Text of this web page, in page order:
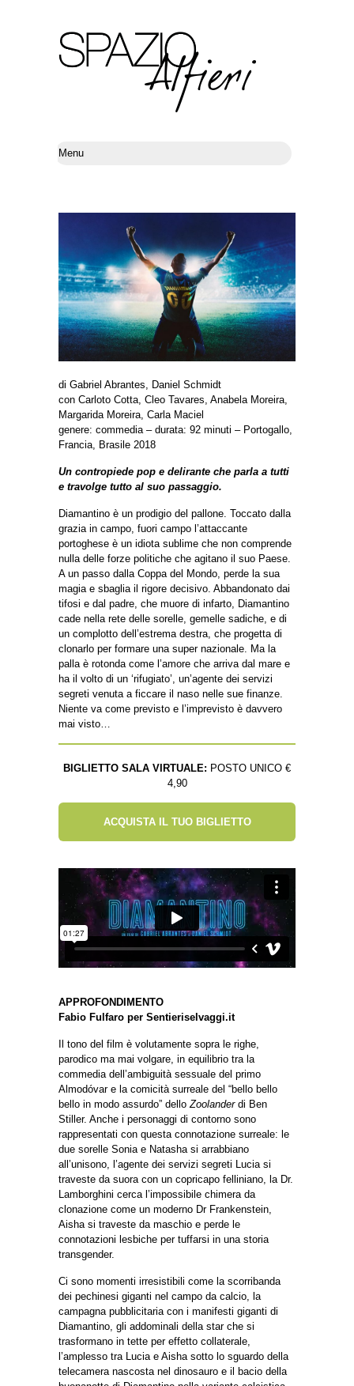
di Gabriel Abrantes, Daniel Schmidt
con Carloto Cotta, Cleo Tavares, Anabela Moreira,
Margarida Moreira, Carla Maciel
genere: commedia – durata: 92 minuti – Portogallo,
Francia, Brasile 2018
Un contropiede pop e delirante che parla a tutti
e travolge tutto al suo passaggio.
Diamantino è un prodigio del pallone. Toccato dalla
grazia in campo, fuori campo l’attaccante
portoghese è un idiota sublime che non comprende
nulla delle forze politiche che agitano il suo Paese.
A un passo dalla Coppa del Mondo, perde la sua
magia e sbaglia il rigore decisivo. Abbandonato dai
tifosi e dal padre, che muore di infarto, Diamantino
cade nella rete delle sorelle, gemelle sadiche, e di
un complotto dell’estrema destra, che progetta di
clonarlo per formare una super nazionale. Ma la
palla è rotonda come l’amore che arriva dal mare e
ha il volto di un ‘rifugiato’, un’agente dei servizi
segreti venuta a ficcare il naso nelle sue finanze.
Niente va come previsto e l’imprevisto è davvero
mai visto…
BIGLIETTO SALA VIRTUALE: POSTO UNICO €
4,90
ACQUISTA IL TUO BIGLIETTO
APPROFONDIMENTO
Fabio Fulfaro per Sentieriselvaggi.it
Il tono del film è volutamente sopra le righe,
parodico ma mai volgare, in equilibrio tra la
commedia dell’ambiguità sessuale del primo
Almodóvar e la comicità surreale del “bello bello
bello in modo assurdo” dello Zoolanderdi Ben
Stiller. Anche i personaggi di contorno sono
rappresentati con questa connotazione surreale: le
due sorelle Sonia e Natasha si arrabbiano
all’unisono, l’agente dei servizi segreti Lucia si
traveste da suora con un copricapo felliniano, la Dr.
Lamborghini cerca l’impossibile chimera da
clonazione come un moderno Dr Frankenstein,
Aisha si traveste da maschio e perde le
connotazioni lesbiche per tuffarsi in una storia
transgender.
Ci sono momenti irresistibili come la scorribanda
dei pechinesi giganti nel campo da calcio, la
campagna pubblicitaria con i manifesti giganti di
Diamantino, gli addominali della star che si
trasformano in tette per effetto collaterale,
l’amplesso tra Lucia e Aisha sotto lo sguardo della
telecamera nascosta nel dinosauro e il bacio della